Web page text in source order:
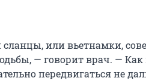
или вьетнамки,
— говорит врач. — Как
передвигаться не